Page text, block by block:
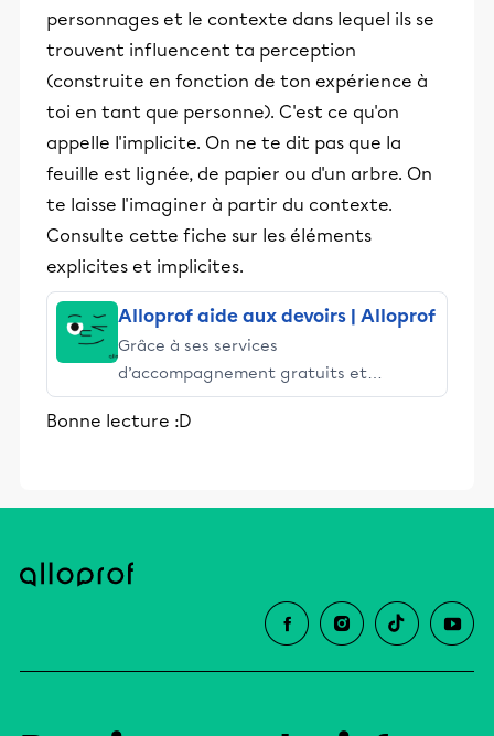
personnages et le contexte dans lequel ils se
trouvent influencent ta perception
(construite en fonction de ton expérience à
toi en tant que personne). C'est ce qu'on
appelle l'implicite. On ne te dit pas que la
feuille est lignée, de papier ou d'un arbre. On
te laisse l'imaginer à partir du contexte.
Consulte cette fiche sur les éléments
explicites et implicites.
Alloprof aide aux devoirs | Alloprof
Grâce à ses services
d’accompagnement gratuits et
stimulants, Alloprof engage les élèves
et leurs parents dans la réussite
Bonne lecture :D